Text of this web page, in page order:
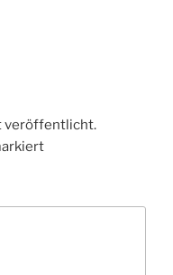
veröffentlicht.